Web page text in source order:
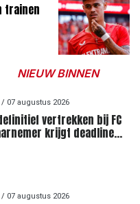
trainen
NIEUW BINNEN
/ 07 augustus 2026
vertrekken bij FC
krijgt deadline
/ 07 augustus 2026